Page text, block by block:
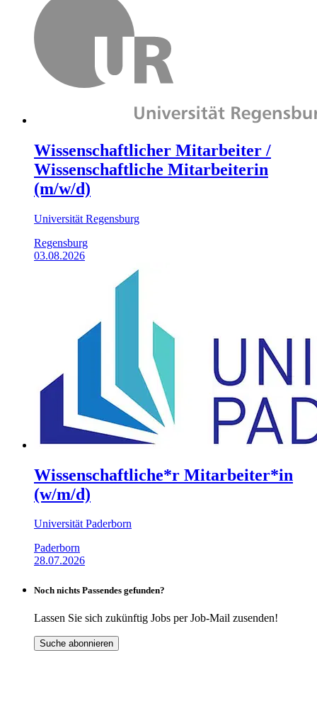
Wissenschaftlicher Mitarbeiter /
Wissenschaftliche Mitarbeiterin
(m/w/d)
Universität Regensburg
Regensburg
03.08.2026
Wissenschaftliche*r Mitarbeiter*in
(w/m/d)
Universität Paderborn
Paderborn
28.07.2026
Noch nichts Passendes gefunden?
Lassen Sie sich zukünftig Jobs per Job-Mail zusenden!
Suche abonnieren